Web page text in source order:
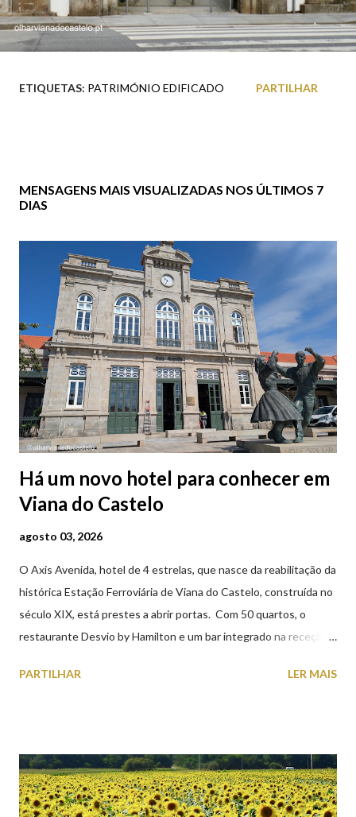
ETIQUETAS: PATRIMÓNIO EDIFICADO PARTILHAR
MENSAGENS MAIS VISUALIZADAS NOS ÚLTIMOS 7
DIAS
Há um novo hotel para conhecer em
Viana do Castelo
agosto 03, 2026
O Axis Avenida, hotel de 4 estrelas, que nasce da reabilitação da
histórica Estação Ferroviária de Viana do Castelo, construída no
século XIX, está prestes a abrir portas. Com 50 quartos, o
restaurante Desvio by Hamilton e um bar integrado na receção,
peças históricas cedidas pela IP Património que homenageiam a
PARTILHAR LER MAIS